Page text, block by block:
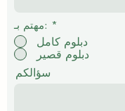
مهتم بـ: *
دبلوم كامل
دبلوم قصير
سؤالكم